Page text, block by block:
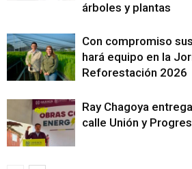
árboles y plantas
Con compromiso
hará equipo en la
Reforestación 2026
Ray Chagoya
calle Unión y